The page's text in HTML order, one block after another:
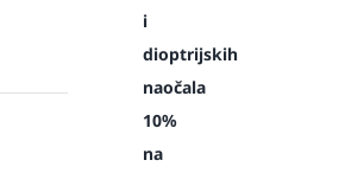
i
dioptrijskih
naočala
10%
na